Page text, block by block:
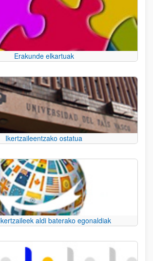
Erakunde elkartuak
Ikertzaileentzako ostatua
aldi baterako egonaldiak